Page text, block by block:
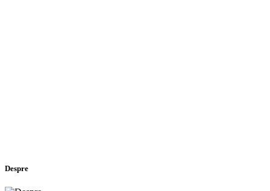
Despre